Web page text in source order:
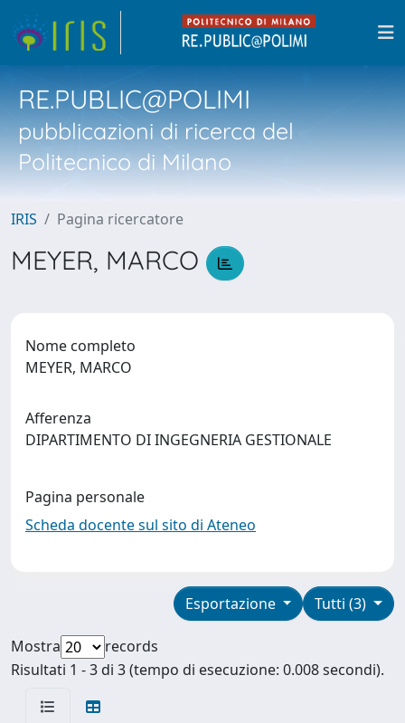
RE.PUBLIC@POLIMI
pubblicazioni di ricerca del
Politecnico di Milano
IRIS Pagina ricercatore
MEYER, MARCO
Nome completo
MEYER, MARCO
Afferenza
DIPARTIMENTO DI INGEGNERIA GESTIONALE
Pagina personale
Scheda docente sul sito di Ateneo
Tutti (3)
Esportazione
Mostra
records
Risultati 1 - 3 di 3 (tempo di esecuzione: 0.008 secondi).